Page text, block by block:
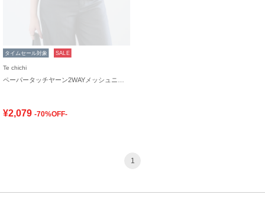
タイムセール対象 SALE
Te chichi
¥2,079 -70%OFF-
1